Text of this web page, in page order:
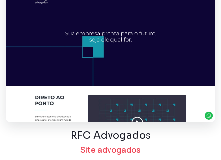
RFC Advogados
Site advogados